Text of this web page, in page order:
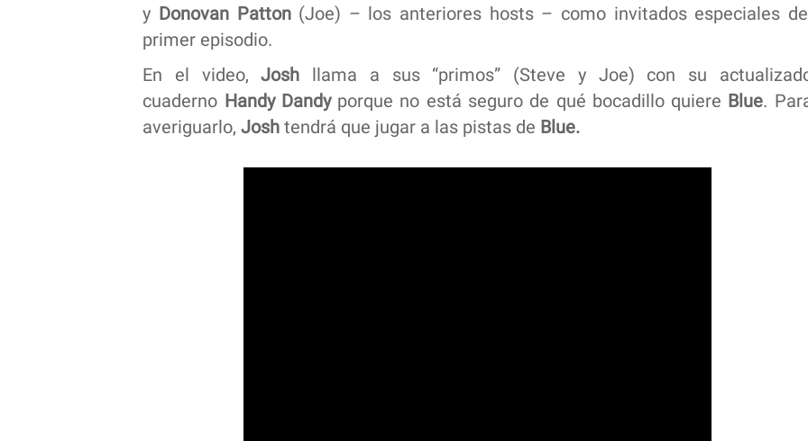
y Donovan Patton(Joe) – los anteriores hosts – como invitados especiales
primer episodio.
En el video,Josh llama a sus “primos” (Steve y Joe) con su
cuaderno Handy Dandyporque no está seguro de qué bocadillo quiere Blue.
averiguarlo,Josh tendrá que jugar a las pistas de Blue.